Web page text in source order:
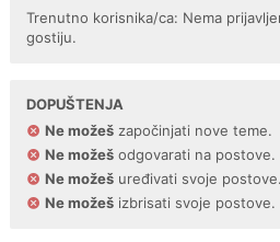
Trenutno korisnika/ca: Nema
gostiju.
DOPUŠTENJA
Ne možeš započinjati nove teme.
Ne možeš odgovarati na postove.
Ne možeš uređivati svoje postove.
Ne možeš izbrisati svoje postove.